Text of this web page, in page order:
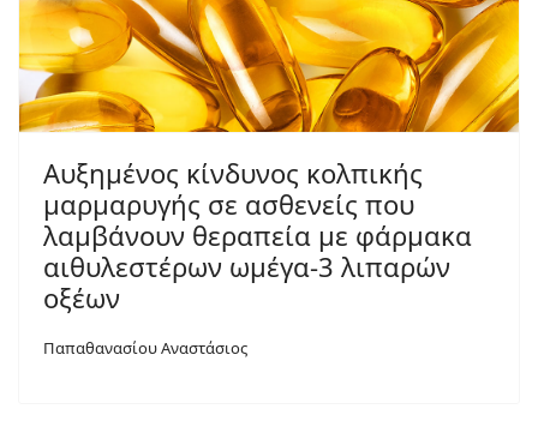
Αυξημένος κίνδυνος κολπικής
μαρμαρυγής σε ασθενείς που
λαμβάνουν θεραπεία με φάρμακα
αιθυλεστέρων ωμέγα-3 λιπαρών
οξέων
Παπαθανασίου Αναστάσιος